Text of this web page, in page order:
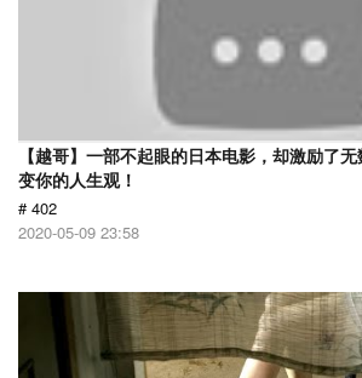
【越哥】一部不起眼的日本电影，却激励了
变你的人生观！
# 402
2020-05-09 23:58